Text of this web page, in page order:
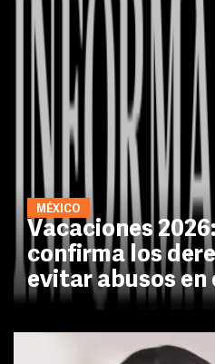
MÉXICO
Vacaciones
confirma los
evitar abusos en